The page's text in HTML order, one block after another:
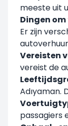
meeste uit
Dingen
Er zijn
Vereisten
vereist de
Adıyaman.
passagiers